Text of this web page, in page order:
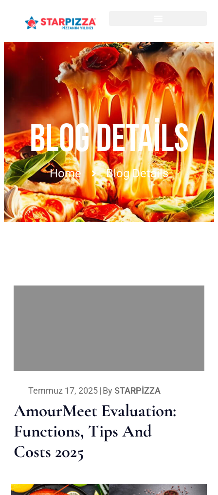
BLOG DETAILS
Home Blog Details
Temmuz 17, 2025| By STARPIZZA
AmourMeet Evaluation:
Functions, Tips And
Costs 2025